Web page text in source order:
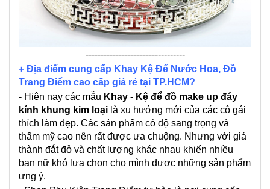
---------------------------------
+ Địa điểm cung cấp Khay Kệ Để Nước Hoa, Đồ
Trang Điểm cao cấp giá rẻ tại TP.HCM?
- Hiện nay các mẫu Khay - Kệ để đồ make up đáy
kính khung kim loại là xu hướng mới của các cô gái
thích làm đẹp. Các sản phẩm có độ sang trọng và
thẩm mỹ cao nên rất được ưa chuộng. Nhưng với giá
thành đắt đỏ và chất lượng khác nhau khiến nhiều
bạn nữ khó lựa chọn cho mình được những sản phẩm
ưng ý.